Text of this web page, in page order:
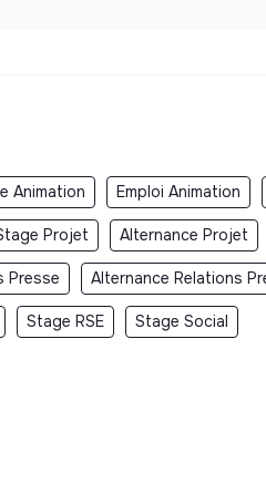
Animation Emploi Animation
Projet Alternance Projet
Presse Alternance Relations
Stage RSE Stage Social